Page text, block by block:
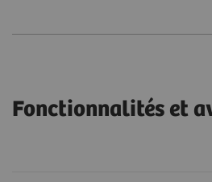
Fonctionnalités et